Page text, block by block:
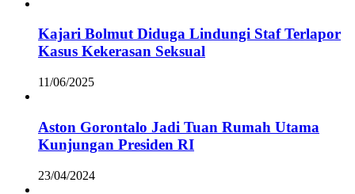
Kajari Bolmut Diduga Lindungi Staf Terlapor
Kasus Kekerasan Seksual
11/06/2025
Aston Gorontalo Jadi Tuan Rumah Utama
Kunjungan Presiden RI
23/04/2024